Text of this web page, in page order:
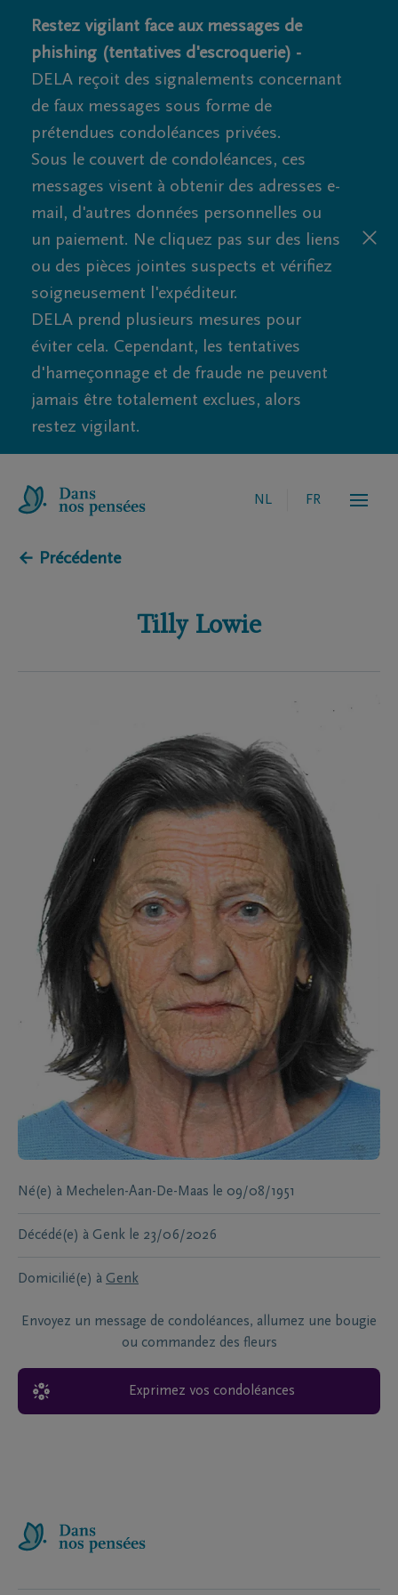
Restez vigilant face aux messages de
phishing (tentatives d'escroquerie) -
DELA reçoit des signalements concernant
de faux messages sous forme de
prétendues condoléances privées.
Sous le couvert de condoléances, ces
messages visent à obtenir des adresses e-
mail, d'autres données personnelles ou
un paiement. Ne cliquez pas sur des liens
ou des pièces jointes suspects et vérifiez
soigneusement l'expéditeur.
DELA prend plusieurs mesures pour
éviter cela. Cependant, les tentatives
d'hameçonnage et de fraude ne peuvent
jamais être totalement exclues, alors
restez vigilant.
NL FR
← Précédente
Tilly Lowie
Né(e) à Mechelen-Aan-De-Maas le 09/08/1951
Décédé(e) à Genk le 23/06/2026
Domicilié(e) à Genk
Envoyez un message de condoléances, allumez une bougie
ou commandez des fleurs
Exprimez vos condoléances